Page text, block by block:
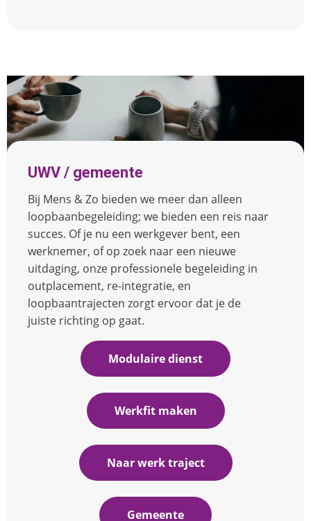
UWV / gemeente
Bij Mens & Zo bieden we meer dan alleen
loopbaanbegeleiding; we bieden een reis naar
succes. Of je nu een werkgever bent, een
werknemer, of op zoek naar een nieuwe
uitdaging, onze professionele begeleiding in
outplacement, re-integratie, en
loopbaantrajecten zorgt ervoor dat je de
juiste richting op gaat.
Modulaire dienst
Werkfit maken
Naar werk traject
Gemeente